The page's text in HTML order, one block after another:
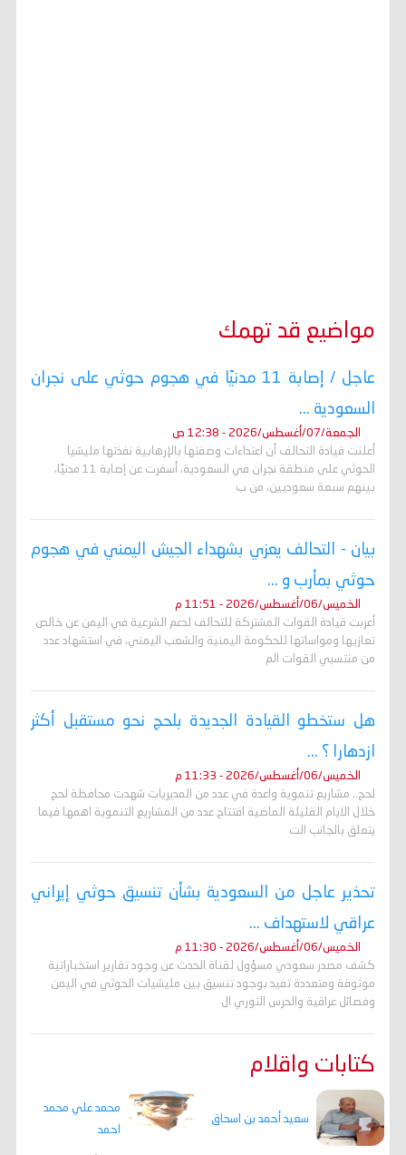
مواضيع قد تهمك
عاجل / إصابة 11 مدنيًا في هجوم حوثي على نجران
السعودية ...
الجمعة/07/أغسطس/2026 - 12:38 ص
أعلنت قيادة التحالف أن اعتداءات وصفتها بالإرهابية نفذتها مليشيا
الحوثي على منطقة نجران في السعودية، أسفرت عن إصابة 11 مدنيًا،
بينهم سبعة سعوديين، من ب
بيان - التحالف يعزي بشهداء الجيش اليمني في هجوم
حوثي بمأرب و ...
الخميس/06/أغسطس/2026 - 11:51 م
أعربت قيادة القوات المشتركة للتحالف لدعم الشرعية في اليمن عن خالص
تعازيها ومواساتها للحكومة اليمنية والشعب اليمني، في استشهاد عدد
من منتسبي القوات الم
هل ستخطو القيادة الجديدة بلحج نحو مستقبل أكثر
ازدهارا ؟ ...
الخميس/06/أغسطس/2026 - 11:33 م
لحج.. مشاريع تنموية واعدة في عدد من المديريات شهدت محافظة لحج
خلال الايام القليلة الماضية افتتاح عدد من المشاريع التنموية اهمها فيما
يتعلق بالجانب الت
تحذير عاجل من السعودية بشأن تنسيق حوثي إيراني
عراقي لاستهداف ...
الخميس/06/أغسطس/2026 - 11:30 م
كشف مصدر سعودي مسؤول لقناة الحدث عن وجود تقارير استخباراتية
موثوقة ومتعددة تفيد بوجود تنسيق بين مليشيات الحوثي في اليمن
وفصائل عراقية والحرس الثوري ال
كتابات واقلام
سعيد أحمد بن اسحاق
محمد علي محمد
احمد